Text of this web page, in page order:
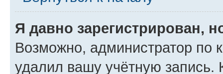
Я давно зарегистрирован,
Возможно, администратор по
удалил вашу учётную запись.